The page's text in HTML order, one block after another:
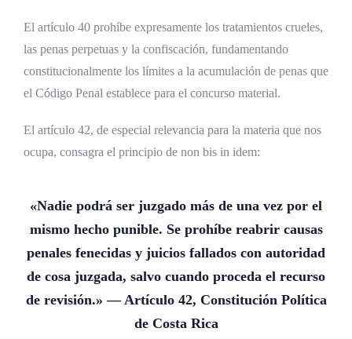
El artículo 40 prohíbe expresamente los tratamientos crueles,
las penas perpetuas y la confiscación, fundamentando
constitucionalmente los límites a la acumulación de penas que
el Código Penal establece para el concurso material.
El artículo 42, de especial relevancia para la materia que nos
ocupa, consagra el principio de non bis in idem:
«Nadie podrá ser juzgado más de una vez por el
mismo hecho punible. Se prohíbe reabrir causas
penales fenecidas y juicios fallados con autoridad
de cosa juzgada, salvo cuando proceda el recurso
de revisión.» — Artículo 42, Constitución Política
de Costa Rica